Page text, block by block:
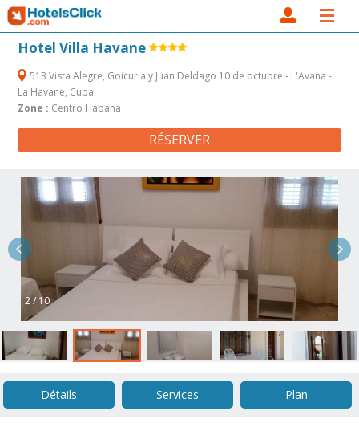
Hotel Villa Havane
513 Vista Alegre, Goicuria y Juan Deldago 10 de octubre - L'Avana -
La Havane, Cuba
Zone : Centro Habana
RÉSERVER
2 / 10
Détails Services Plan